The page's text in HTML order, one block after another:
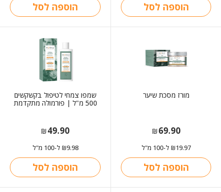
הוספה לסל הוספה לסל
מורז מסכת שיער
₪69.90
₪19.97 ל-100 מ"ל
הוספה לסל
שמפו צמחי לטיפול בקשקשים
500 מ"ל | פורמולה מתקדמת
₪49.90
₪9.98 ל-100 מ"ל
הוספה לסל